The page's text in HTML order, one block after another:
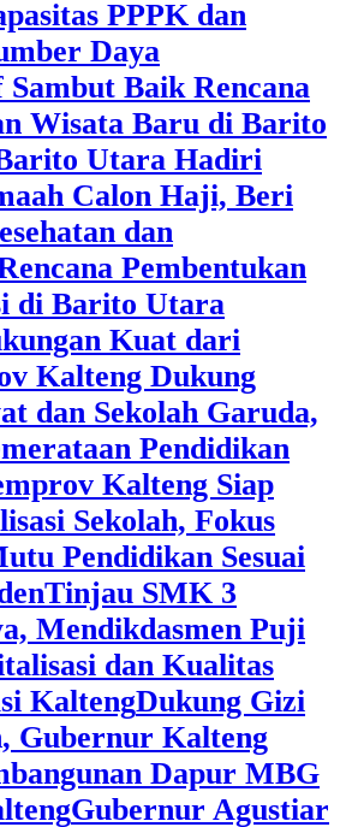
PPPK dan
Daya
Baik Rencana
Wisata Baru di Barito
Utara Hadiri
Calon Haji, Beri
dan
Pembentukan
di Barito Utara
Kuat dari
Kalteng Dukung
dan Sekolah Garuda,
Pendidikan
Kalteng Siap
Sekolah, Fokus
Pendidikan Sesuai
‎Tinjau SMK 3
Mendikdasmen Puji
dan Kualitas
Kalteng‎Dukung Gizi
Gubernur Kalteng
Dapur MBG
‎Gubernur Agustiar